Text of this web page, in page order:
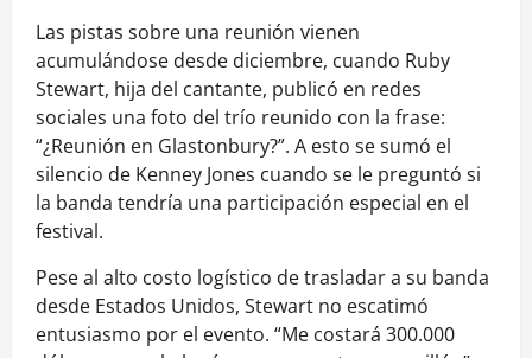
Las pistas sobre una reunión vienen
acumulándose desde diciembre, cuando Ruby
Stewart, hija del cantante, publicó en redes
sociales una foto del trío reunido con la frase:
“¿Reunión en Glastonbury?”. A esto se sumó el
silencio de Kenney Jones cuando se le preguntó si
la banda tendría una participación especial en el
festival.
Pese al alto costo logístico de trasladar a su banda
desde Estados Unidos, Stewart no escatimó
entusiasmo por el evento. “Me costará 300.000